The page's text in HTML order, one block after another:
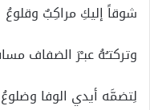
شوقاً إليكِ مراكِبٌ وقلوعُ
وتركتـُهُ عبـْرَ الضفاف
لِتضمَّه أيدي الوفا وضلوعُ